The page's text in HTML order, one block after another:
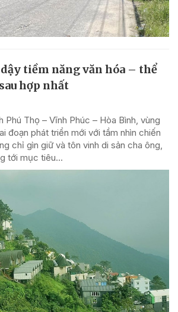
tiềm năng văn hóa – thể
hợp nhất
Phú Thọ – Vĩnh Phúc – Hòa Bình, vùng
đoạn phát triển mới với tầm nhìn chiến
chỉ gìn giữ và tôn vinh di sản cha ông,
tới mục tiêu...